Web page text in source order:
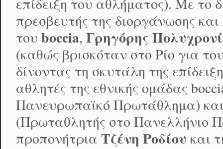
επίδειξη του αθλήματος). Με το
πρεσβευτής της διοργάνωσης
του boccia, Γρηγόρης
(καθώς βρισκόταν στο Ρίο για
δίνοντας τη σκυτάλη της
αθλητές της εθνικής ομάδας
Πανευρωπαϊκό Πρωτάθλημα)
(Πρωταθλητής στο Πανελλήνιο
προπονήτρια Τζένη Ροδίου και